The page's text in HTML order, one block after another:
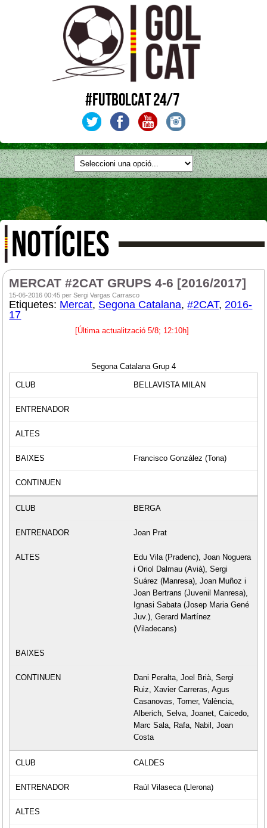
#FUTBOLCAT 24/7
NOTÍCIES
MERCAT #2CAT GRUPS 4-6 [2016/2017]
15-06-2016 00:45 per Sergi Vargas Carrasco
Etiquetes: Mercat, Segona Catalana,#2CAT,2016-
17
[Última actualització 5/8; 12:10h]
Segona Catalana Grup 4
BELLAVISTA MILAN
Francisco González (Tona)
BERGA
Joan Prat
Edu Vila (Pradenc), Joan Noguera
i Oriol Dalmau (Avià), Sergi
Suárez (Manresa), Joan Muñoz i
Joan Bertrans (Juvenil Manresa),
Ignasi Sabata (Josep Maria Gené
Juv.), Gerard Martínez
(Viladecans)
Dani Peralta, Joel Brià, Sergi
Ruiz, Xavier Carreras, Agus
Casanovas, Torner, València,
Alberich, Selva, Joanet, Caicedo,
Marc Sala, Rafa, Nabil, Joan
Costa
CALDES
Raúl Vilaseca (Llerona)